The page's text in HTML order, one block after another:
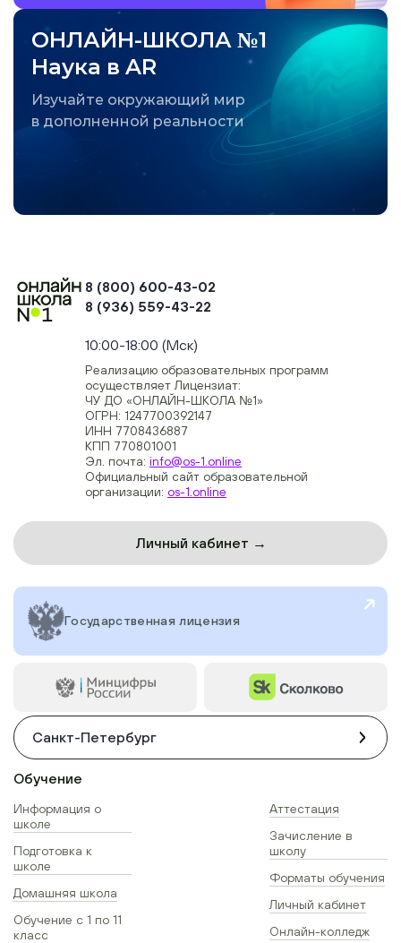
ОНЛАЙН-ШКОЛА №1
Наука в AR
Изучайте окружающий мир
в дополненной реальности
8 (800) 600-43-02
8 (936) 559-43-22
10:00-18:00 (Мск)
Реализацию образовательных программ
осуществляет Лицензиат:
ЧУ ДО «ОНЛАЙН-ШКОЛА №1»
ОГРН: 1247700392147
ИНН 7708436887
КПП 770801001
Эл. почта: info@os-1.online
Официальный сайт образовательной
организации: os-1.online
Личный кабинет →
Государственная лицензия
Санкт-Петербург
Обучение
Информация о
школе
Подготовка к
школе
Домашняя школа
Обучение с 1 по 11
класс
Аттестация
Зачисление в
школу
Форматы обучения
Личный кабинет
Онлайн-колледж